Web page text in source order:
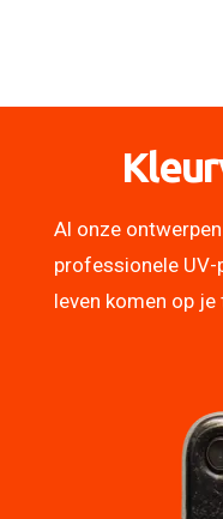
Al onze
professionele
leven komen op